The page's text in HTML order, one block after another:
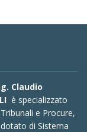
Claudio
è specializzato
e Procure,
di Sistema